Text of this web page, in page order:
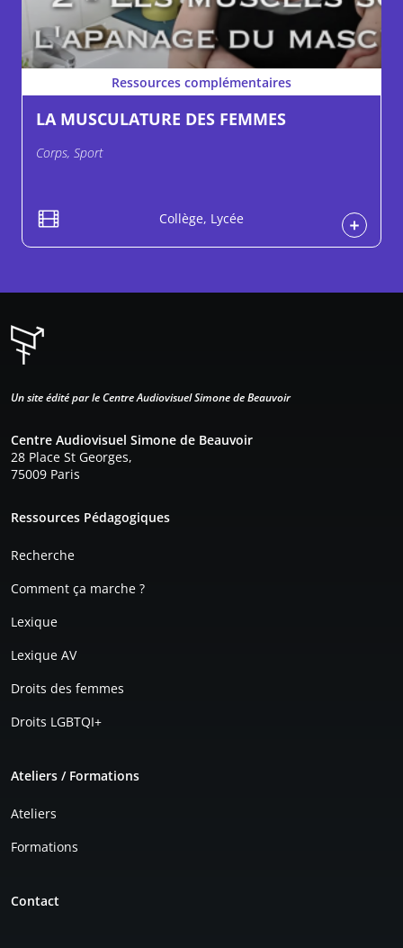
Ressources complémentaires
LA MUSCULATURE DES FEMMES
Corps, Sport
Collège, Lycée
Un site édité par le Centre Audiovisuel Simone de Beauvoir
Centre Audiovisuel Simone de Beauvoir
28 Place St Georges,
75009 Paris
Ressources Pédagogiques
Recherche
Comment ça marche ?
Lexique
Lexique AV
Droits des femmes
Droits LGBTQI+
Ateliers / Formations
Ateliers
Formations
Contact